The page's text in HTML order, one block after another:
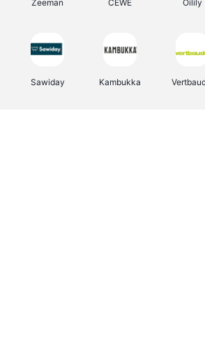
Zeeman CEWE Oilily
Sawiday Kambukka